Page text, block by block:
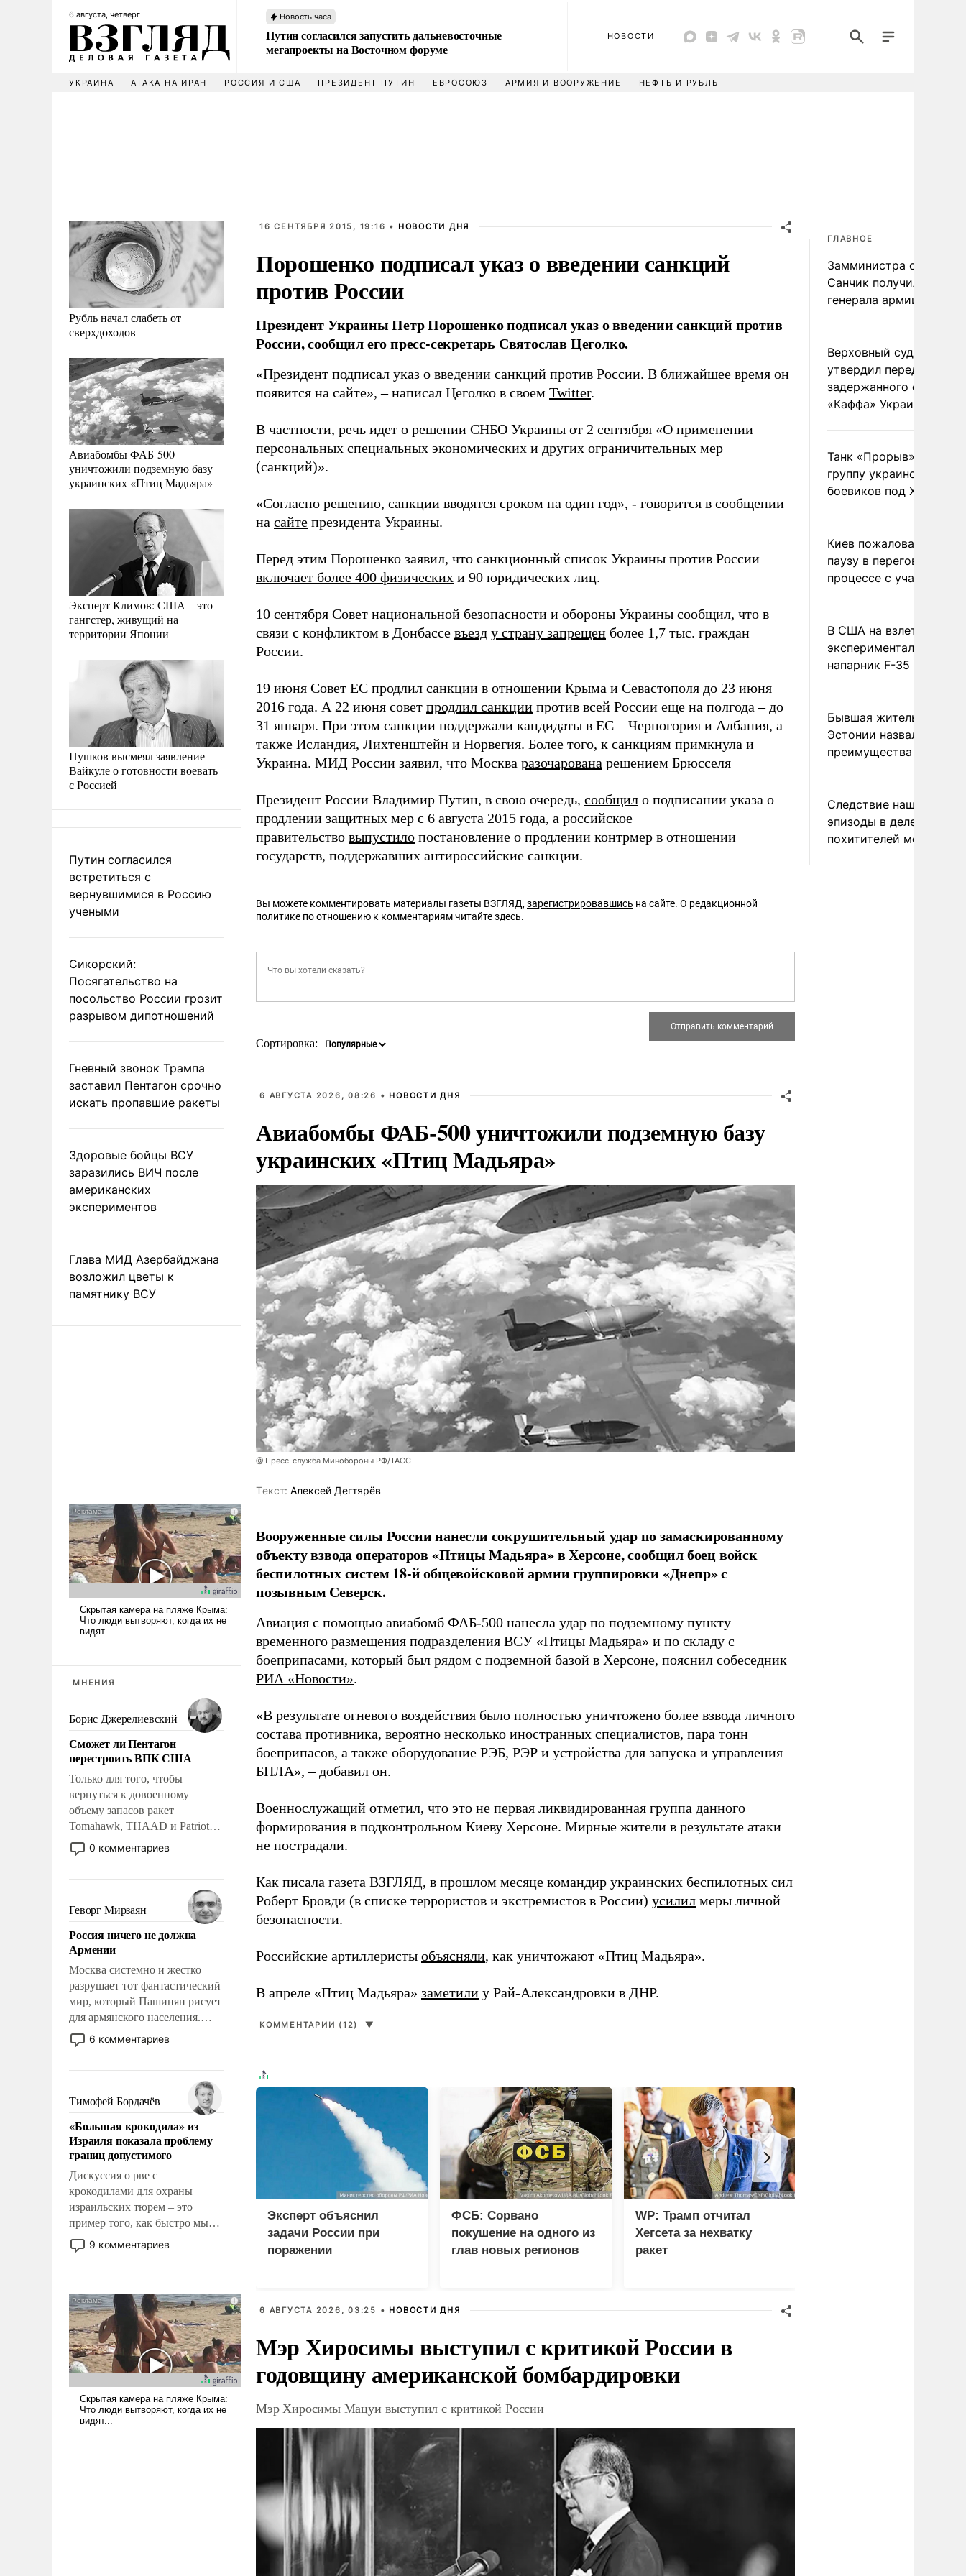
6 августа, четверг Новость часа
Путин согласился запустить дальневосточные
мегапроекты на Восточном форуме
НОВОСТИ
УКРАИНА АТАКА НА ИРАН РОССИЯ И США ПРЕЗИДЕНТ ПУТИН ЕВРОСОЮЗ АРМИЯ И ВООРУЖЕНИЕ НЕФТЬ И РУБЛЬ
Рубль начал слабеть от
сверхдоходов
Авиабомбы ФАБ-500
уничтожили подземную базу
украинских «Птиц Мадьяра»
Эксперт Климов: США – это
гангстер, живущий на
территории Японии
Пушков высмеял заявление
Вайкуле о готовности воевать
с Россией
Путин согласился
встретиться с
вернувшимися в Россию
учеными
Сикорский:
Посягательство на
посольство России грозит
разрывом дипотношений
Гневный звонок Трампа
заставил Пентагон срочно
искать пропавшие ракеты
Здоровые бойцы ВСУ
заразились ВИЧ после
американских
экспериментов
Глава МИД Азербайджана
возложил цветы к
памятнику ВСУ
МНЕНИЯ
Борис Джерелиевский
Сможет ли Пентагон
перестроить ВПК США
Только для того, чтобы
вернуться к довоенному
объему запасов ракет
Tomahawk, THAAD и Patriot
США потребуется более трех
лет. Даже небольшая война с
Сложившаяся ситуация
означает многолетний период
уязвимости США, например,
перед Китаем.
0 комментариев
Геворг Мирзаян
Россия ничего не должна
Армении
Москва системно и жестко
разрушает тот фантастический
мир, который Пашинян рисует
для армянского населения.
Мир, где этому населению все
должны просто по
политические прожекты будут
беспрекословно оплачиваться
за счет российских
налогоплательщиков и где за
свои поступки не нужно
отвечать.
6 комментариев
Тимофей Бордачёв
«Большая крокодила» из
Израиля показала проблему
границ допустимого
Дискуссия о рве с
крокодилами для охраны
израильских тюрем – это
пример того, как быстро мы
двигаемся по пути
революционных изменений.
псевдонаучной фантастики,
стало всерьез обсуждаемой
идеей.
9 комментариев
16 СЕНТЯБРЯ 2015, 19:16 • НОВОСТИ ДНЯ
Порошенко подписал указ о введении санкций
против России
Президент Украины Петр Порошенко подписал указ о введении санкций против
России, сообщил его пресс-секретарь Святослав Цеголко.
«Президент подписал указ о введении санкций против России. В ближайшее время он
появится на сайте», – написал Цеголко в своем Twitter.
В частности, речь идет о решении СНБО Украины от 2 сентября «О применении
персональных специальных экономических и других ограничительных мер
(санкций)».
«Согласно решению, санкции вводятся сроком на один год», - говорится в сообщении
на сайте президента Украины.
Перед этим Порошенко заявил, что санкционный список Украины против России
включает более 400 физических и 90 юридических лиц.
10 сентября Совет национальной безопасности и обороны Украины сообщил, что в
связи с конфликтом в Донбассе въезд у страну запрещен более 1,7 тыс. граждан
России.
19 июня Совет ЕС продлил санкции в отношении Крыма и Севастополя до 23 июня
2016 года. А 22 июня совет продлил санкции против всей России еще на полгода – до
31 января. При этом санкции поддержали кандидаты в ЕС – Черногория и Албания, а
также Исландия, Лихтенштейн и Норвегия. Более того, к санкциям примкнула и
Украина. МИД России заявил, что Москва разочарована решением Брюсселя
Президент России Владимир Путин, в свою очередь, сообщил о подписании указа о
продлении защитных мер с 6 августа 2015 года, а российское
правительство выпустило постановление о продлении контрмер в отношении
государств, поддержавших антироссийские санкции.
Вы можете комментировать материалы газеты ВЗГЛЯД, зарегистрировавшись на сайте. О редакционной
политике по отношению к комментариям читайтездесь.
Сортировка:
6 АВГУСТА 2026, 08:26 • НОВОСТИ ДНЯ
Авиабомбы ФАБ-500 уничтожили подземную базу
украинских «Птиц Мадьяра»
@ Пресс-служба Минобороны РФ/ТАСС
Tекст: Алексей Дегтярёв
Вооруженные силы России нанесли сокрушительный удар по замаскированному
объекту взвода операторов «Птицы Мадьяра» в Херсоне, сообщил боец войск
беспилотных систем 18-й общевойсковой армии группировки «Днепр» с
позывным Северск.
Авиация с помощью авиабомб ФАБ-500 нанесла удар по подземному пункту
временного размещения подразделения ВСУ «Птицы Мадьяра» и по складу с
боеприпасами, который был рядом с подземной базой в Херсоне, пояснил собеседник
РИА «Новости».
«В результате огневого воздействия было полностью уничтожено более взвода личного
состава противника, вероятно несколько иностранных специалистов, пара тонн
боеприпасов, а также оборудование РЭБ, РЭР и устройства для запуска и управления
БПЛА», – добавил он.
Военнослужащий отметил, что это не первая ликвидированная группа данного
формирования в подконтрольном Киеву Херсоне. Мирные жители в результате атаки
не пострадали.
Как писала газета ВЗГЛЯД, в прошлом месяце командир украинских беспилотных сил
Роберт Бровди (в списке террористов и экстремистов в России) усилил меры личной
безопасности.
Российские артиллеристы объясняли, как уничтожают «Птиц Мадьяра».
В апреле «Птиц Мадьяра» заметили у Рай-Александровки в ДНР.
КОММЕНТАРИИ (12) ▼
Эксперт объяснил
задачи России при
поражении
ФСБ: Сорвано
покушение на одного из
глав новых регионов
WP: Трамп отчитал
Хегсета за нехватку
ракет
6 АВГУСТА 2026, 03:25 • НОВОСТИ ДНЯ
Мэр Хиросимы выступил с критикой России в
годовщину американской бомбардировки
Мэр Хиросимы Мацуи выступил с критикой России
ГЛАВНОЕ
Замминистра обороны
Санчик получил звание
генерала армии
Верховный суд Швеции
утвердил передачу
задержанного
«Каффа» Украине
Танк «Прорыв»
группу украинских
боевиков под
Киев пожаловался на
паузу в переговорном
процессе с участием
В США на взлете
экспериментальный
напарник F-35
Бывшая жительница
Эстонии назвала
преимущества России
Следствие нашло
эпизоды в деле
похитителей москвичек